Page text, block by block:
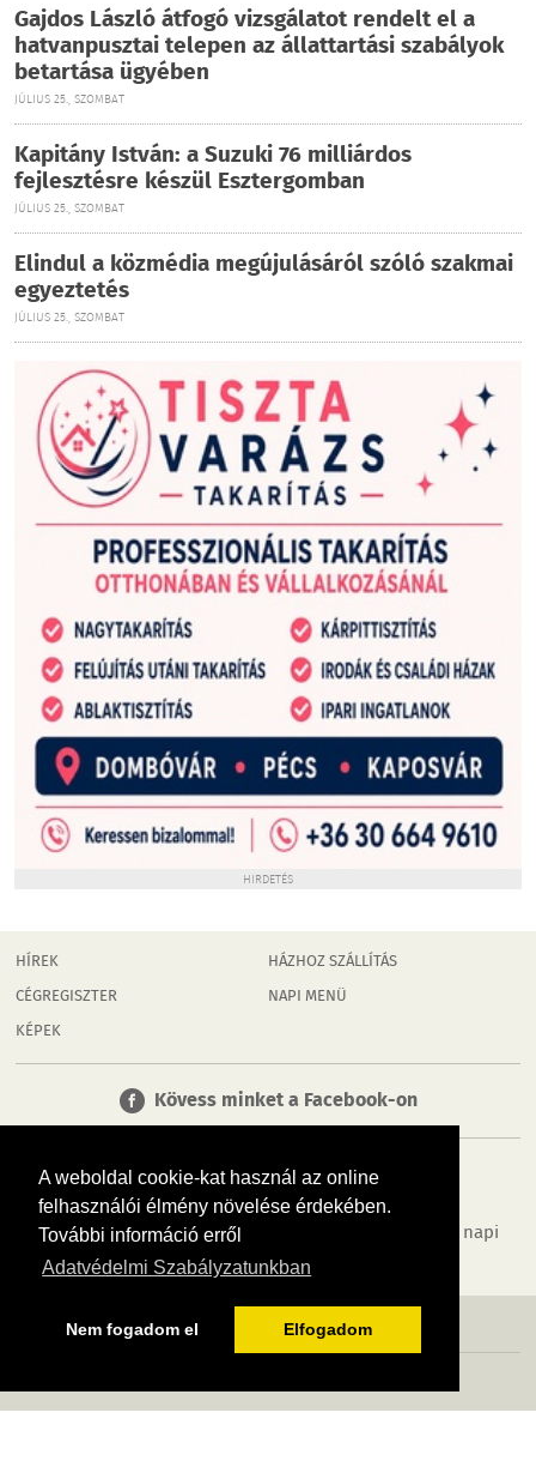
A weboldal cookie-kat használ az online
felhasználói élmény növelése érdekében.
További információ erről
Adatvédelmi Szabályzatunkban
Nem fogadom el Elfogadom
Gajdos László átfogó vizsgálatot rendelt el a
hatvanpusztai telepen az állattartási szabályok
betartása ügyében
JÚLIUS 25., SZOMBAT
Kapitány István: a Suzuki 76 milliárdos
fejlesztésre készül Esztergomban
JÚLIUS 25., SZOMBAT
Elindul a közmédia megújulásáról szóló szakmai
egyeztetés
JÚLIUS 25., SZOMBAT
HIRDETÉS
HÍREK
CÉGREGISZTER
KÉPEK
HÁZHOZ SZÁLLÍTÁS
NAPI MENÜ
Kövess minket a Facebook-on
Tudj meg többet városodról! Hírek, programok, képek, napi
menü, cégek…. és minden, ami Dombóvár
MÉDIAAJÁNLÓ ADATVÉDELEM IMPRESSZUM RÓLUNK